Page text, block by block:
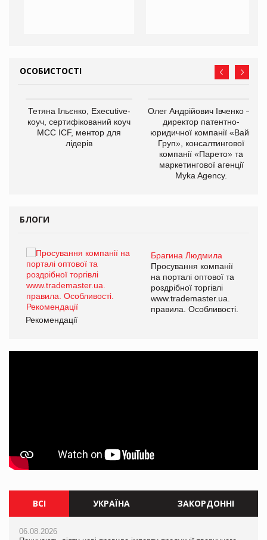
ОСОБИСТОСТІ
Тетяна Ільєнко, Executive-
коуч, сертифікований коуч
МСС ICF, ментор для
лідерів
Олег Андрійович Івченко —
директор патентно-
юридичної компанії «Вайз
Груп», консалтингової
компанії «Парето» та
маркетингової агенції
Myka Agency.
БЛОГИ
Брагина Людмила
Просування компанії
на порталі оптової та
роздрібної торгівлі
www.trademaster.ua.
правила. Особливості.
Рекомендації
ВСІ УКРАЇНА ЗАКОРДОННІ
06.08.2026
06.08.2026
06.08.2026